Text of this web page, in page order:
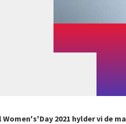
2021 hylder vi de